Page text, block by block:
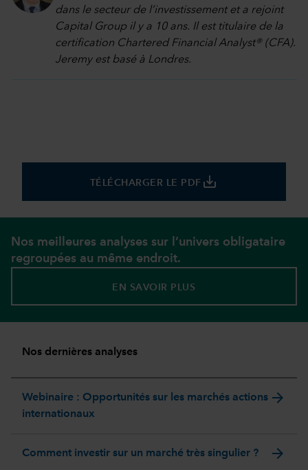
dans le secteur de l’investissement et a rejoint
Capital Group il y a 10 ans. Il est titulaire de la
certification Chartered Financial Analyst® (CFA).
Jeremy est basé à Londres.
TÉLÉCHARGER LE PDF save_alt
Nos meilleures analyses sur l’univers obligataire
regroupées au même endroit.
EN SAVOIR PLUS
Nos dernières analyses
Webinaire : Opportunités sur les marchés actions
internationaux
arrow_forward
Comment investir sur un marché très singulier ? arrow_forward